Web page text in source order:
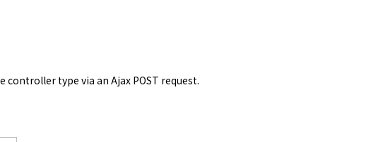
type via an Ajax POST request.